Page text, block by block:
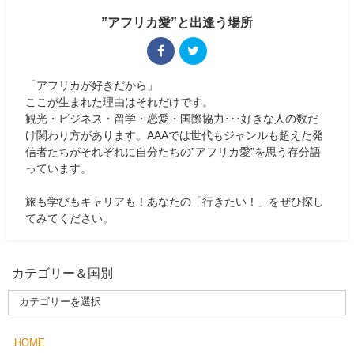
”アフリカ愛”と出逢う場所
「アフリカが好きだから」
ここが生まれた理由はそれだけです。
観光・ビジネス・留学・恋愛・国際協力･･･好きな人の数だ
け関わり方があります。AAAでは世代もジャンルも超えた発
信者たちがそれぞれに自分たちの”アフリカ愛”を思う存分語
っています。
旅も学びもキャリアも！あなたの「行きたい！」をぜひ探し
てみてください。
カテゴリー＆国別
HOME